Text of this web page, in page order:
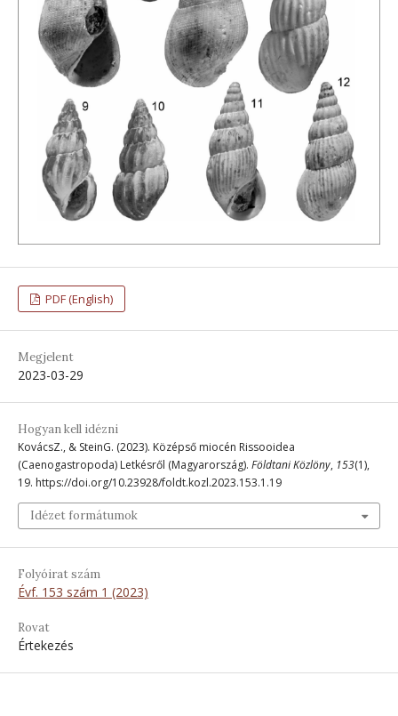
PDF (English)
Megjelent
2023-03-29
Hogyan kell idézni
KovácsZ., & SteinG. (2023). Középső miocén Rissooidea
(Caenogastropoda) Letkésről (Magyarország). Földtani Közlöny, 153(1),
19. https://doi.org/10.23928/foldt.kozl.2023.153.1.19
Idézet formátumok
Folyóirat szám
Évf. 153 szám 1 (2023)
Rovat
Értekezés